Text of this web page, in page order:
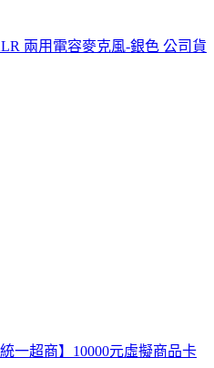
兩用電容麥克風-銀色 公司貨
一超商】10000元虛擬商品卡